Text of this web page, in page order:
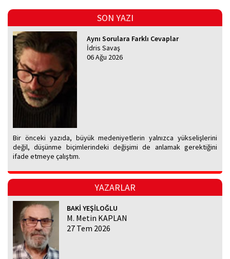
SON YAZI
Aynı Sorulara Farklı Cevaplar
İdris Savaş
06 Ağu 2026
Bir önceki yazıda, büyük medeniyetlerin yalnızca yükselişlerini
değil, düşünme biçimlerindeki değişimi de anlamak gerektiğini
ifade etmeye çalıştım.
YAZARLAR
BAKİ YEŞİLOĞLU
M. Metin KAPLAN
27 Tem 2026